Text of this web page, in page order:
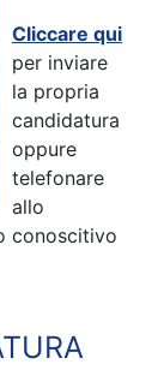
Cliccare qui
per inviare
la propria
candidatura
oppure
telefonare
allo
conoscitivo